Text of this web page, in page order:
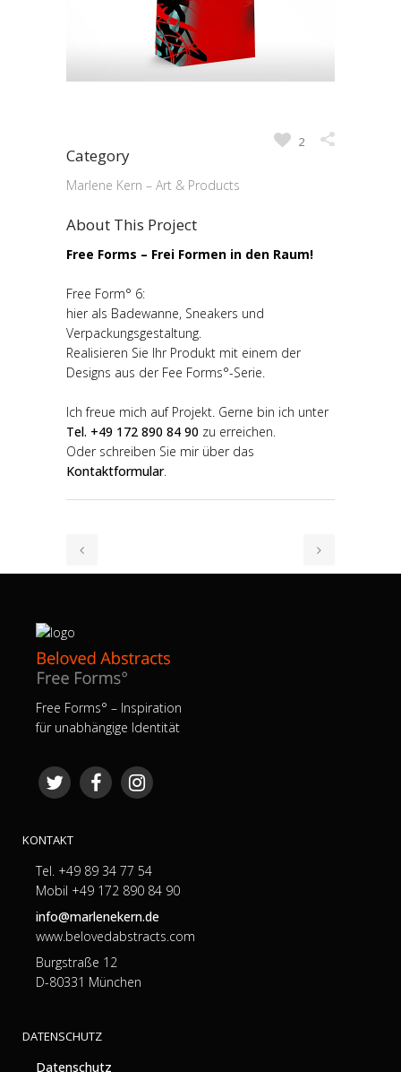
Category
Marlene Kern – Art & Products
About This Project
Free Forms – Frei Formen in den Raum!
Free Form° 6:
hier als Badewanne, Sneakers und
Verpackungsgestaltung.
Realisieren Sie Ihr Produkt mit einem der
Designs aus der Fee Forms°-Serie.
Ich freue mich auf Projekt. Gerne bin ich unter
Tel. +49 172 890 84 90 zu erreichen.
Oder schreiben Sie mir über das
Kontaktformular.
2
Free Forms° – Inspiration
für unabhängige Identität
KONTAKT
Tel. +49 89 34 77 54
Mobil +49 172 890 84 90
info@marlenekern.de
www.belovedabstracts.com
Burgstraße 12
D-80331 München
DATENSCHUTZ
Datenschutz